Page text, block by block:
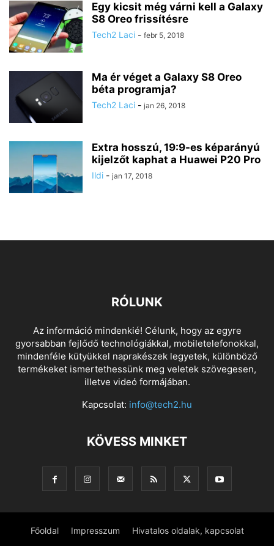
Egy kicsit még várni kell a Galaxy
S8 Oreo frissítésre
Tech2 Laci - febr 5, 2018
Ma ér véget a Galaxy S8 Oreo
béta programja?
Tech2 Laci - jan 26, 2018
Extra hosszú, 19:9-es képarányú
kijelzőt kaphat a Huawei P20 Pro
Ildi - jan 17, 2018
RÓLUNK
Az információ mindenkié! Célunk, hogy az egyre
gyorsabban fejlődő technológiákkal, mobiletelefonokkal,
mindenféle kütyükkel naprakészek legyetek, különböző
termékeket ismertethessünk meg veletek szövegesen,
illetve videó formájában.
Kapcsolat: info@tech2.hu
KÖVESS MINKET
Főoldal Impresszum Hivatalos oldalak, kapcsolat